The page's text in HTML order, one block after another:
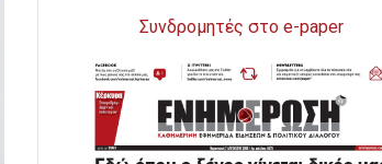
Συνδρομητές στο e-paper